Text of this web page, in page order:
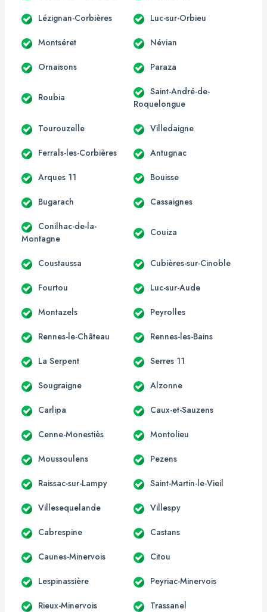
Lézignan-Corbières Luc-sur-Orbieu
Montséret Névian
Ornaisons Paraza
Roubia
Saint-André-de-
Roquelongue
Tourouzelle Villedaigne
Ferrals-les-Corbières Antugnac
Arques 11 Bouisse
Bugarach Cassaignes
Conilhac-de-la-
Montagne
Couiza
Coustaussa Cubières-sur-Cinoble
Fourtou Luc-sur-Aude
Montazels Peyrolles
Rennes-le-Château Rennes-les-Bains
La Serpent Serres 11
Sougraigne Alzonne
Carlipa Caux-et-Sauzens
Cenne-Monestiès Montolieu
Moussoulens Pezens
Raissac-sur-Lampy Saint-Martin-le-Vieil
Villesequelande Villespy
Cabrespine Castans
Caunes-Minervois Citou
Lespinassière Peyriac-Minervois
Rieux-Minervois Trassanel